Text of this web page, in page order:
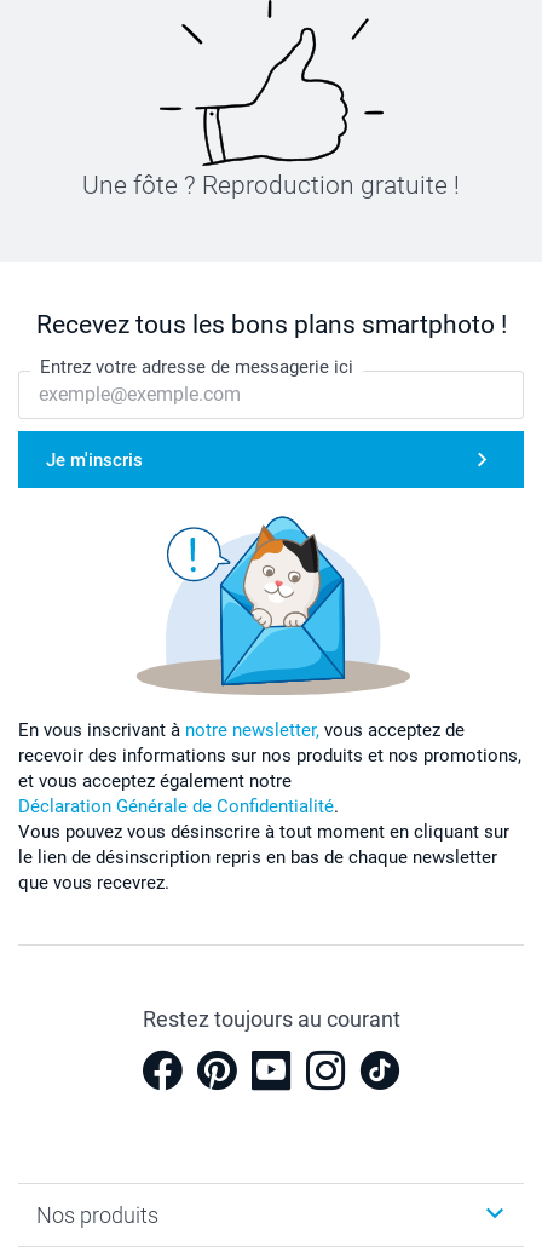
Une fôte ? Reproduction gratuite !
Recevez tous les bons plans smartphoto !
Entrez votre adresse de messagerie ici
Je m'inscris
En vous inscrivant à notre newsletter, vous acceptez de
recevoir des informations sur nos produits et nos promotions,
et vous acceptez également notre
Déclaration Générale de Confidentialité.
Vous pouvez vous désinscrire à tout moment en cliquant sur
le lien de désinscription repris en bas de chaque newsletter
que vous recevrez.
Restez toujours au courant
Nos produits